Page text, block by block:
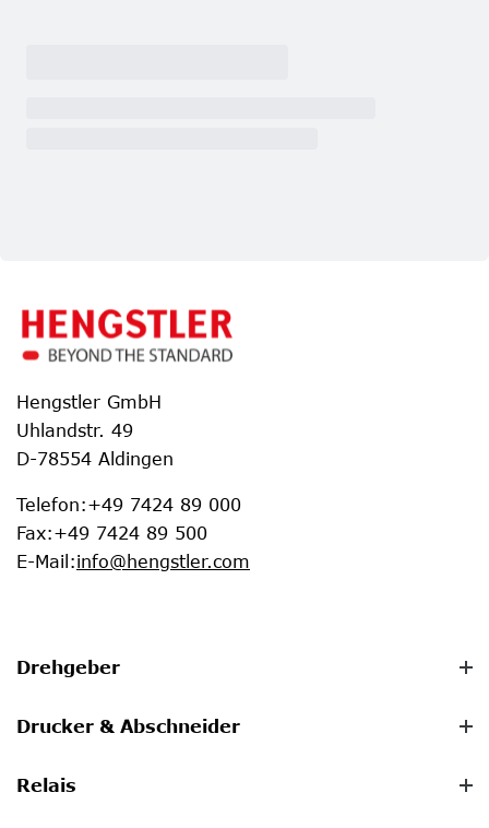
Hengstler GmbH
Uhlandstr. 49
D-78554 Aldingen
Telefon:+49 7424 89 000
Fax:+49 7424 89 500
E-Mail :info@hengstler.com
Drehgeber
Drucker & Abschneider
Relais